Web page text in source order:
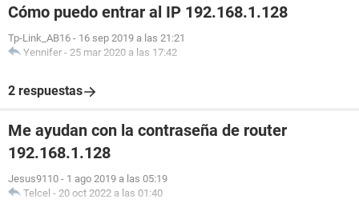
Cómo puedo entrar al IP 192.168.1.128
Tp-Link_AB16 - 16 sep 2019 a las 21:21
Yennifer - 25 mar 2020 a las 17:42
2 respuestas
Me ayudan con la contraseña de router
192.168.1.128
Jesus9110 - 1 ago 2019 a las 05:19
Telcel - 20 oct 2022 a las 01:40